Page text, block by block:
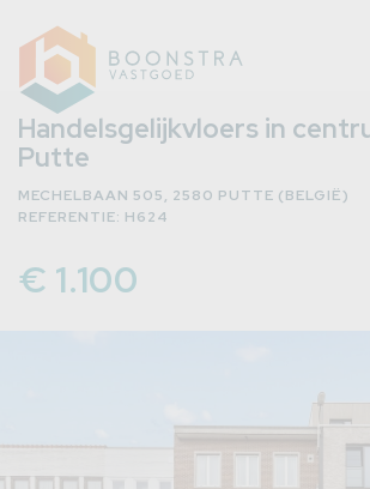
Handelsgelijkvloers in
Putte
MECHELBAAN 505, 2580 PUTTE (BELGIË)
REFERENTIE: H624
€ 1.100